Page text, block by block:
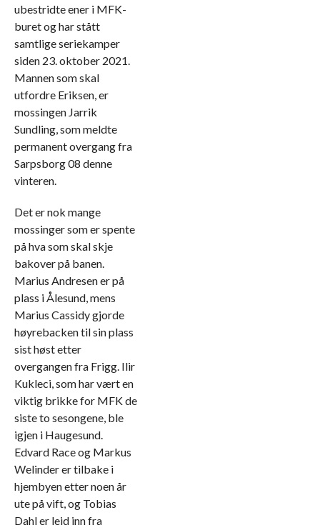
ubestridte ener i MFK-
buret og har stått
samtlige seriekamper
siden 23. oktober 2021.
Mannen som skal
utfordre Eriksen, er
mossingen Jarrik
Sundling, som meldte
permanent overgang fra
Sarpsborg 08 denne
vinteren.
Det er nok mange
mossinger som er spente
på hva som skal skje
bakover på banen.
Marius Andresen er på
plass i Ålesund, mens
Marius Cassidy gjorde
høyrebacken til sin plass
sist høst etter
overgangen fra Frigg. Ilir
Kukleci, som har vært en
viktig brikke for MFK de
siste to sesongene, ble
igjen i Haugesund.
Edvard Race og Markus
Welinder er tilbake i
hjembyen etter noen år
ute på vift, og Tobias
Dahl er leid inn fra